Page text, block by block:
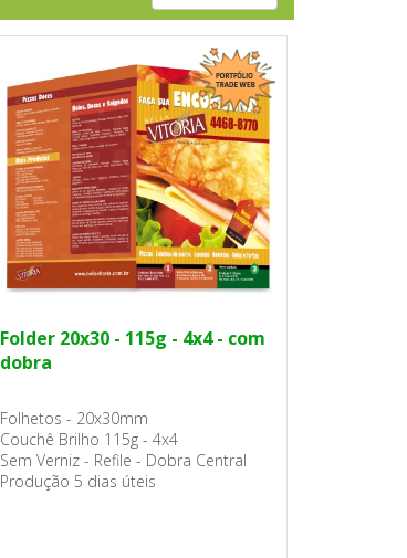
Folder 20x30 - 115g - 4x4 - com
dobra
Folhetos - 20x30mm
Couchê Brilho 115g - 4x4
Sem Verniz - Refile - Dobra Central
Produção 5 dias úteis